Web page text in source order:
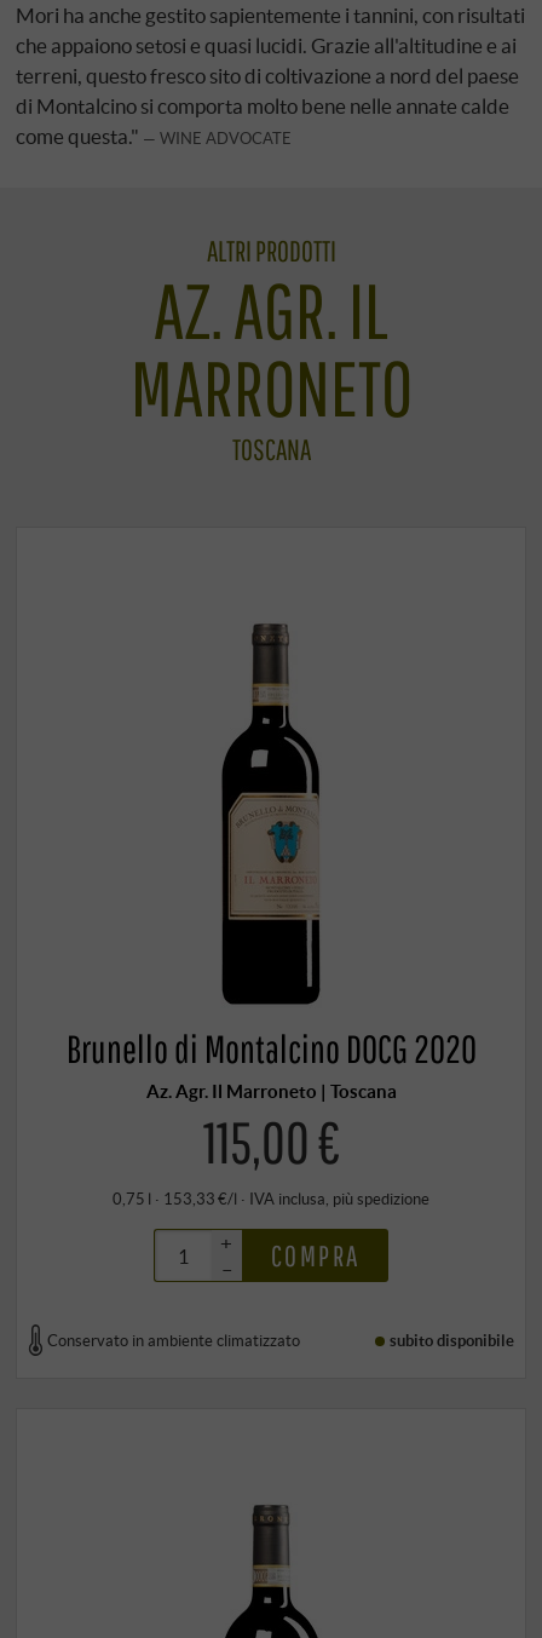
Mori ha anche gestito sapientemente i tannini, con risultati
che appaiono setosi e quasi lucidi. Grazie all'altitudine e ai
terreni, questo fresco sito di coltivazione a nord del paese
di Montalcino si comporta molto bene nelle annate calde
come questa."
WINE ADVOCATE
ALTRI PRODOTTI
AZ. AGR. IL
MARRONETO
TOSCANA
Brunello di Montalcino DOCG 2020
Az. Agr. Il Marroneto | Toscana
115,00 €
0,75 l · 153,33 €/l · IVA inclusa, più spedizione
+
–
COMPRA
Conservato in ambiente climatizzato subito disponibile